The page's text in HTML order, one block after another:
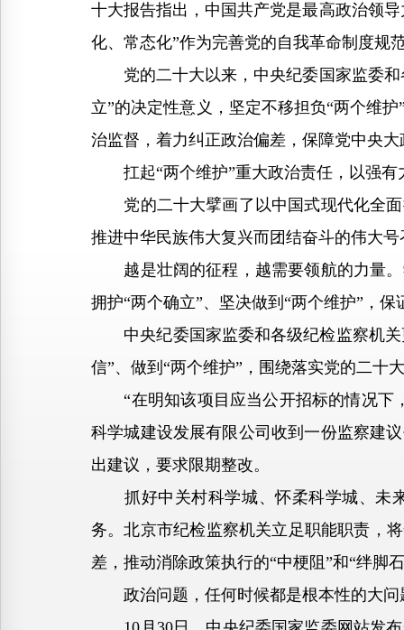
十大报告指出，中国共产党是最高政治领
化、常态化”作为完善党的自我革命制度规
党的二十大以来，中央纪委国家监委和
立”的决定性意义，坚定不移担负“两个维
治监督，着力纠正政治偏差，保障党中央
扛起“两个维护”重大政治责任，以强有
党的二十大擘画了以中国式现代化全面
推进中华民族伟大复兴而团结奋斗的伟大号
越是壮阔的征程，越需要领航的力量。
拥护“两个确立”、坚决做到“两个维护”，
中央纪委国家监委和各级纪检监察机关
信”、做到“两个维护”，围绕落实党的二十
“在明知该项目应当公开招标的情况下
科学城建设发展有限公司收到一份监察建
出建议，要求限期整改。
抓好中关村科学城、怀柔科学城、未来
务。北京市纪检监察机关立足职能职责，
差，推动消除政策执行的“中梗阻”和“绊脚
政治问题，任何时候都是根本性的大问